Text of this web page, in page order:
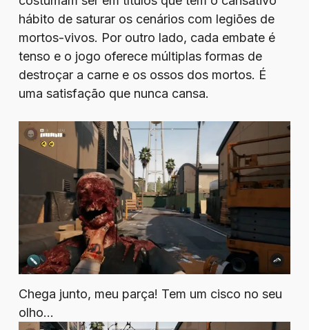
hábito de saturar os cenários com legiões de
mortos-vivos. Por outro lado, cada embate é
tenso e o jogo oferece múltiplas formas de
destroçar a carne e os ossos dos mortos. É
uma satisfação que nunca cansa.
Chega junto, meu parça! Tem um cisco no seu
olho…